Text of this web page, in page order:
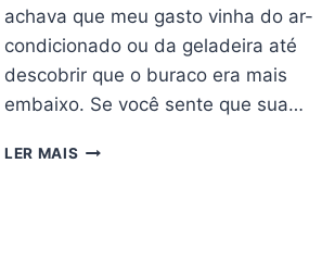
achava que meu gasto vinha do ar-
condicionado ou da geladeira até
descobrir que o buraco era mais
embaixo. Se você sente que sua…
LER MAIS